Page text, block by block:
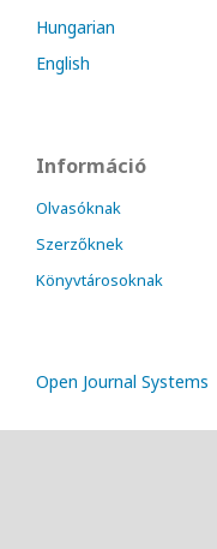
Hungarian
English
Információ
Olvasóknak
Szerzőknek
Könyvtárosoknak
Open Journal Systems